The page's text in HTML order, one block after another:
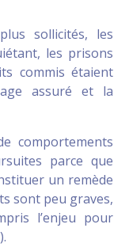
sollicités, les
les prisons
commis étaient
assuré et la
comportements
parce que
un remède
sont peu graves,
l’enjeu pour